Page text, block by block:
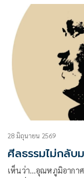
28 มิถุนายน 2569
ศีลธรรมไม่กลับม
เห็นว่า…อุณหภูมิอากา